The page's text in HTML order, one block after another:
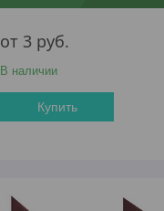
от 3 руб.
В наличии
Купить